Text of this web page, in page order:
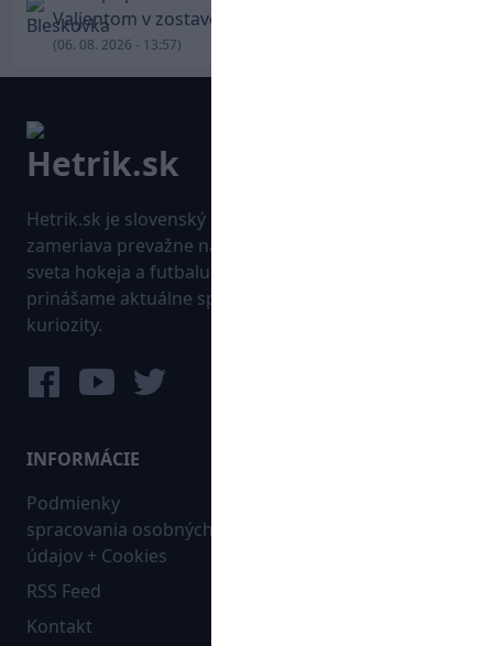
Valjentom v zostave zdolala PSG
(06. 08. 2026 - 13:57)
Hetrik.sk je slovenský športový portál, ktorý sa
zameriava prevažne na najnovšie informácie zo
sveta hokeja a futbalu. Pravidelne na dennej báze
prinášame aktuálne správy, góly, zaujímavosti a
kuriozity.
INFORMÁCIE
Podmienky
spracovania osobných
údajov + Cookies
RSS Feed
Kontakt